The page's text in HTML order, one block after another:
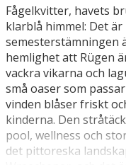
Fågelkvitter, havets
klarblå himmel: Det
semesterstämningen
hemlighet att Rügen
vackra vikarna och
små oaser som
vinden blåser friskt
kinderna. Den
pool, wellness och
det pittoreska